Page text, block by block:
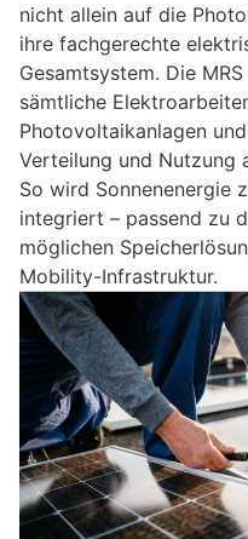
nicht allein auf die
ihre fachgerechte
Gesamtsystem. Die
sämtliche
Photovoltaikanlagen
Verteilung und Nutzung
So wird Sonnenenergie
integriert – passend zu
möglichen
Mobility-Infrastruktur.